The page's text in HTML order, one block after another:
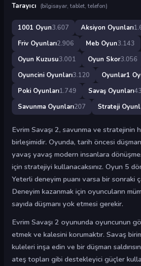
Tarayıcı
(bilgisayar, tablet, telefon)
1001 Oyun3.607 Aksiyon Oyunları
Friv Oyunları2.906 Meb Oyun3.143
Oyun Kuzusu3.001 Oyun Skor3.056
Oyuncini Oyunları3.120 Oyunlar1
Poki Oyunları1.749 Savaş Oyunları
Savunma Oyunları207 Strateji
Evrim Savaşı 2, savunma ve stratejinin
birleşimidir. Oyunda, tarih öncesi
yavaş yavaş modern insanlara
için stratejiyi kullanacaksınız. Oyun 5
Yeterli deneyim puanı varsa bir sonraki
Deneyim kazanmak için oyuncuların
sayıda düşmanı yok etmesi gerekir.
Evrim Savaşı 2 oyununda oyuncunun
etmek ve kalesini korumaktır. Savaş
kuleleri inşa edin ve bir düşman
ateş topları gibi destekleyici güçler